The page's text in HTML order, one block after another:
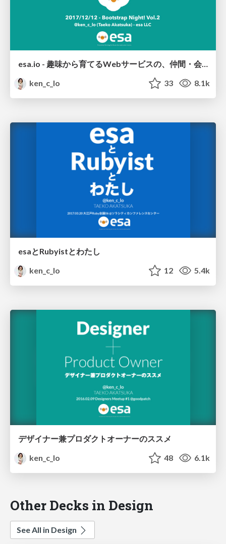
ken_c_lo
33 8.1k
esaとRubyistとわたし
ken_c_lo
12 5.4k
デザイナー兼プロダクトオーナーのススメ
ken_c_lo
48 6.1k
Other Decks in Design
See All in Design